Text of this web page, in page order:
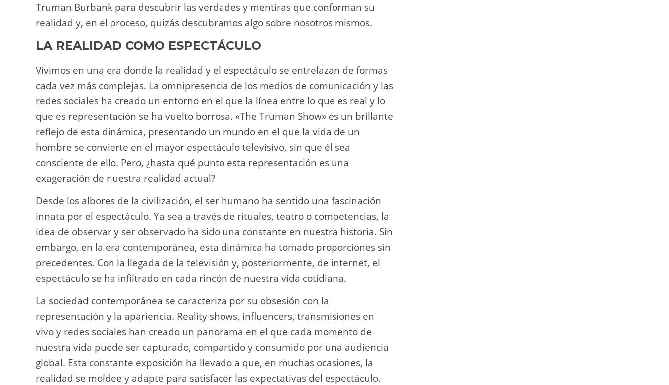
Truman Burbank para descubrir las verdades y mentiras que conforman su
realidad y, en el proceso, quizás descubramos algo sobre nosotros mismos.
LA REALIDAD COMO ESPECTÁCULO
Vivimos en una era donde la realidad y el espectáculo se entrelazan de formas
cada vez más complejas. La omnipresencia de los medios de comunicación y las
redes sociales ha creado un entorno en el que la línea entre lo que es real y lo
que es representación se ha vuelto borrosa. «The Truman Show» es un brillante
reflejo de esta dinámica, presentando un mundo en el que la vida de un
hombre se convierte en el mayor espectáculo televisivo, sin que él sea
consciente de ello. Pero, ¿hasta qué punto esta representación es una
exageración de nuestra realidad actual?
Desde los albores de la civilización, el ser humano ha sentido una fascinación
innata por el espectáculo. Ya sea a través de rituales, teatro o competencias, la
idea de observar y ser observado ha sido una constante en nuestra historia. Sin
embargo, en la era contemporánea, esta dinámica ha tomado proporciones sin
precedentes. Con la llegada de la televisión y, posteriormente, de internet, el
espectáculo se ha infiltrado en cada rincón de nuestra vida cotidiana.
La sociedad contemporánea se caracteriza por su obsesión con la
representación y la apariencia. Reality shows, influencers, transmisiones en
vivo y redes sociales han creado un panorama en el que cada momento de
nuestra vida puede ser capturado, compartido y consumido por una audiencia
global. Esta constante exposición ha llevado a que, en muchas ocasiones, la
realidad se moldee y adapte para satisfacer las expectativas del espectáculo.